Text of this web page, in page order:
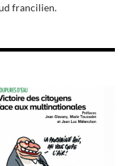
francilien.